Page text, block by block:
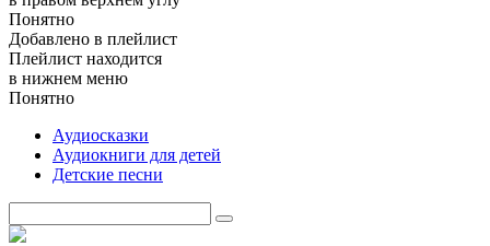
Понятно
Добавлено в плейлист
Плейлист находится
в нижнем меню
Понятно
Аудиосказки
Аудиокниги для детей
Детские песни